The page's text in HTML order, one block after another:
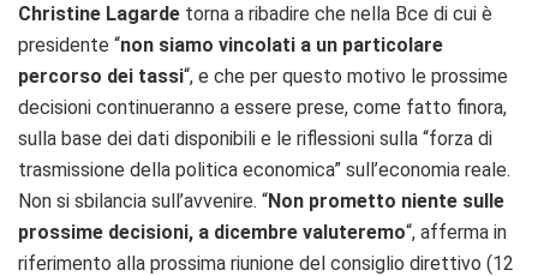
Christine Lagarde torna a ribadire che nella Bce di cui è
presidente “non siamo vincolati a un particolare
percorso dei tassi“, e che per questo motivo le prossime
decisioni continueranno a essere prese, come fatto finora,
sulla base dei dati disponibili e le riflessioni sulla “forza di
trasmissione della politica economica” sull’economia reale.
Non si sbilancia sull’avvenire. “Non prometto niente sulle
prossime decisioni, a dicembre valuteremo“, afferma in
riferimento alla prossima riunione del consiglio direttivo (12